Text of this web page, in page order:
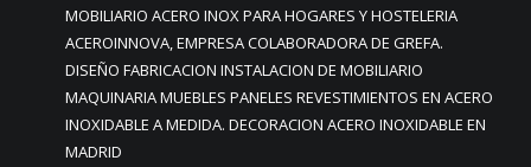
MOBILIARIO ACERO INOX PARA HOGARES Y HOSTELERIA
ACEROINNOVA, EMPRESA COLABORADORA DE GREFA.
DISEÑO FABRICACION INSTALACION DE MOBILIARIO
MAQUINARIA MUEBLES PANELES REVESTIMIENTOS EN ACERO
INOXIDABLE A MEDIDA. DECORACION ACERO INOXIDABLE EN
MADRID